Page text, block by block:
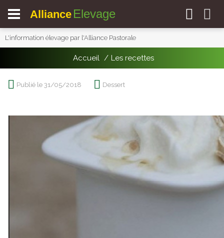
Alliance Elevage
L'information élevage par l'Alliance Pastorale
Accueil Les recettes
Publié le 31/05/2018 Dessert